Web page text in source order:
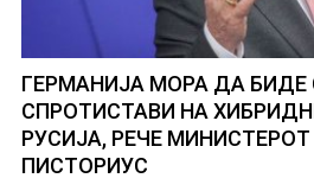
ГЕРМАНИЈА МОРА ДА БИДЕ
СПРОТИСТАВИ НА
РУСИЈА, РЕЧЕ
ПИСТОРИУС